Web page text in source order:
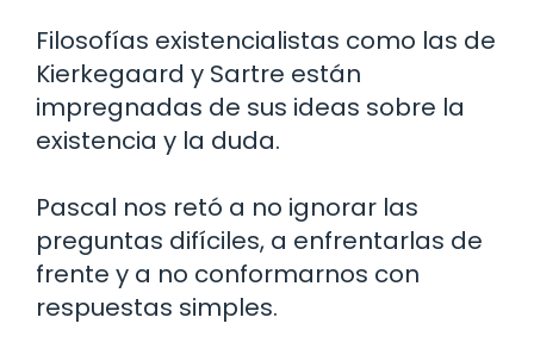
Filosofías existencialistas como las de
Kierkegaard y Sartre están
impregnadas de sus ideas sobre la
existencia y la duda.
Pascal nos retó a no ignorar las
preguntas difíciles, a enfrentarlas de
frente y a no conformarnos con
respuestas simples.